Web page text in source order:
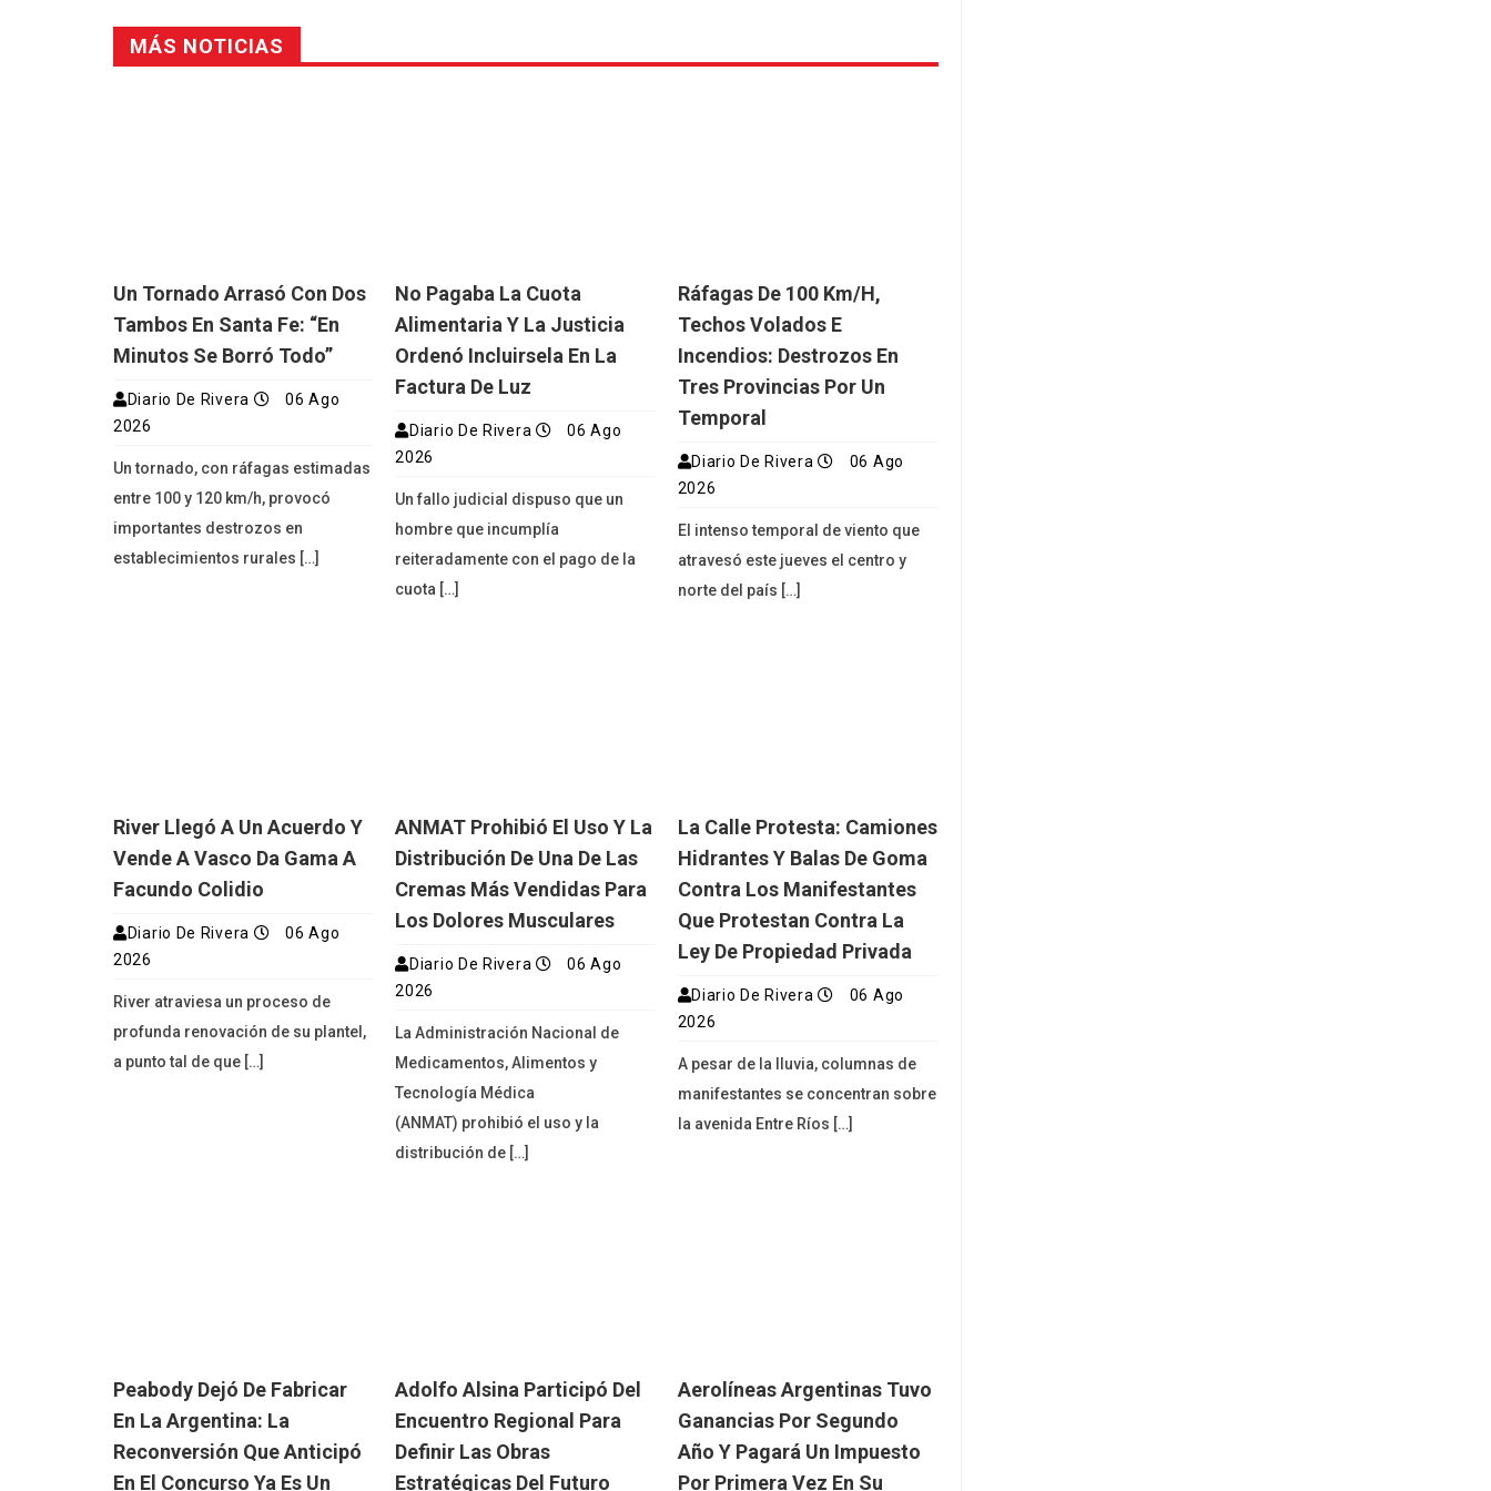
MÁS NOTICIAS
Un Tornado Arrasó Con Dos
Tambos En Santa Fe: “En
Minutos Se Borró Todo”
Diario De Rivera
06 Ago
2026
Un tornado, con ráfagas estimadas
entre 100 y 120 km/h, provocó
importantes destrozos en
establecimientos rurales […]
No Pagaba La Cuota
Alimentaria Y La Justicia
Ordenó Incluirsela En La
Factura De Luz
Diario De Rivera
06 Ago
2026
Un fallo judicial dispuso que un
hombre que incumplía
reiteradamente con el pago de la
cuota […]
Ráfagas De 100 Km/h,
Techos Volados E
Incendios: Destrozos En
Tres Provincias Por Un
Temporal
Diario De Rivera
06 Ago
2026
El intenso temporal de viento que
atravesó este jueves el centro y
norte del país […]
River Llegó A Un Acuerdo Y
Vende A Vasco Da Gama A
Facundo Colidio
Diario De Rivera
06 Ago
2026
River atraviesa un proceso de
profunda renovación de su plantel,
a punto tal de que […]
ANMAT Prohibió El Uso Y La
Distribución De Una De Las
Cremas Más Vendidas Para
Los Dolores Musculares
Diario De Rivera
06 Ago
2026
La Administración Nacional de
Medicamentos, Alimentos y
Tecnología Médica
(ANMAT) prohibió el uso y la
distribución de […]
La Calle Protesta: Camiones
Hidrantes Y Balas De Goma
Contra Los Manifestantes
Que Protestan Contra La
Ley De Propiedad Privada
Diario De Rivera
06 Ago
2026
A pesar de la lluvia, columnas de
manifestantes se concentran sobre
la avenida Entre Ríos […]
Peabody Dejó De Fabricar
En La Argentina: La
Reconversión Que Anticipó
En El Concurso Ya Es Un
Adolfo Alsina Participó Del
Encuentro Regional Para
Definir Las Obras
Estratégicas Del Futuro
Aerolíneas Argentinas Tuvo
Ganancias Por Segundo
Año Y Pagará Un Impuesto
Por Primera Vez En Su